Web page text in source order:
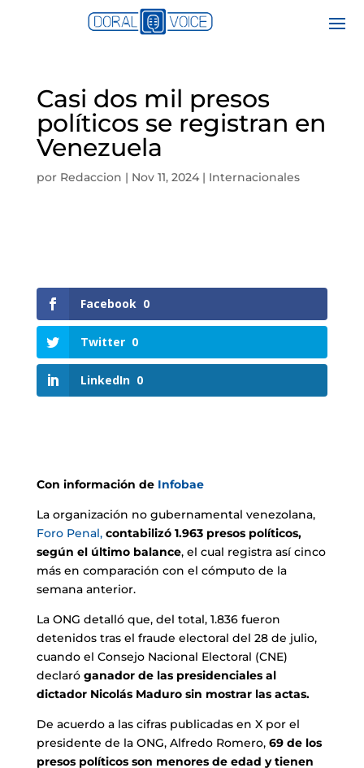
Casi dos mil presos
políticos se registran en
Venezuela
por Redaccion | Nov 11, 2024| Internacionales
Facebook 0
Twitter 0
LinkedIn 0
Con información de Infobae
La organización no gubernamental venezolana,
Foro Penal, contabilizó 1.963 presos políticos,
según el último balance, el cual registra así cinco
más en comparación con el cómputo de la
semana anterior.
La ONG detalló que, del total, 1.836 fueron
detenidos tras el fraude electoral del 28 de julio,
cuando el Consejo Nacional Electoral (CNE)
declaró ganador de las presidenciales al
dictador Nicolás Maduro sin mostrar las actas.
De acuerdo a las cifras publicadas en X por el
presidente de la ONG, Alfredo Romero, 69 de los
presos políticos son menores de edad y tienen